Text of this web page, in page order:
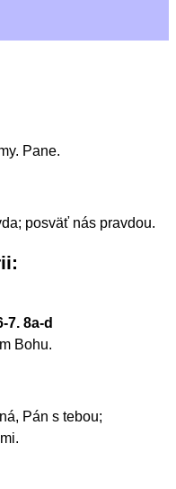
Pane.
posväť nás pravdou.
7. 8a-d
Bohu.
Pán s tebou;